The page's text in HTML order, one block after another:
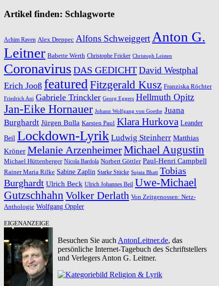
Artikel finden: Schlagworte
Achim Raven Alex Dreppec Alfons Schweiggert Anton G.
Leitner Babette Werth Christophe Fricker Christoph Leisten
Coronavirus DAS GEDICHTDavid Westphal
Erich Jooß featured Fitzgerald Kusz Franziska Röchter
Friedrich Ani Gabriele Trinckler Georg Eggers Hellmuth Opitz
Jan-Eike Hornauer Johann Wolfgang von Goethe Juana
Burghardt Jürgen Bulla Karsten Paul Klara Hurkova Leander
Beil Lockdown-Lyrik Ludwig Steinherr Matthias
Kröner Melanie ArzenheimerMichael Augustin
Michael Hüttenberger Nicola Bardola Norbert Göttler Paul-Henri Campbell
Rainer Maria Rilke Sabine Zaplin Starke Stücke Sujata Bhatt Tobias
Burghardt Ulrich Beck Ulrich Johannes Beil Uwe-Michael
Gutzschhahn Volker Derlath Von Zeitgenossen: Netz-
Anthologie Wolfgang Oppler
EIGENANZEIGE
Besuchen Sie auch AntonLeitner.de, das
persönliche Internet-Tagebuch des Schriftstellers
und Verlegers Anton G. Leitner.